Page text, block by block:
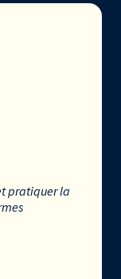
pratiquer la